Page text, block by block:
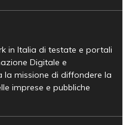
in Italia di testate e portali
Digitale e
la missione di diffondere la
imprese e pubbliche